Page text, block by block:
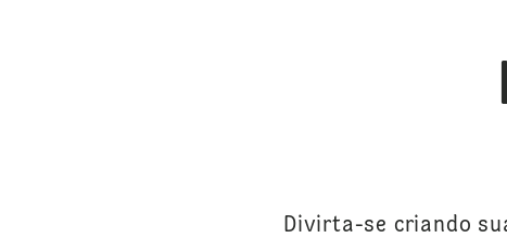
Divirta-se criando